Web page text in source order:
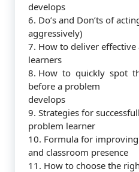
develops
6. Do’s and Don’ts of
aggressively)
7. How to deliver
learners
8. How to quickly spot
before a problem
develops
9. Strategies for
problem learner
10. Formula for
and classroom presence
11. How to choose the